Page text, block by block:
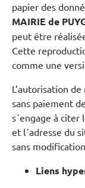
papier des
MAIRIE de
peut être
Cette
comme une
L’autorisation
sans paiement
s´engage à
et l´adresse du
sans
Liens